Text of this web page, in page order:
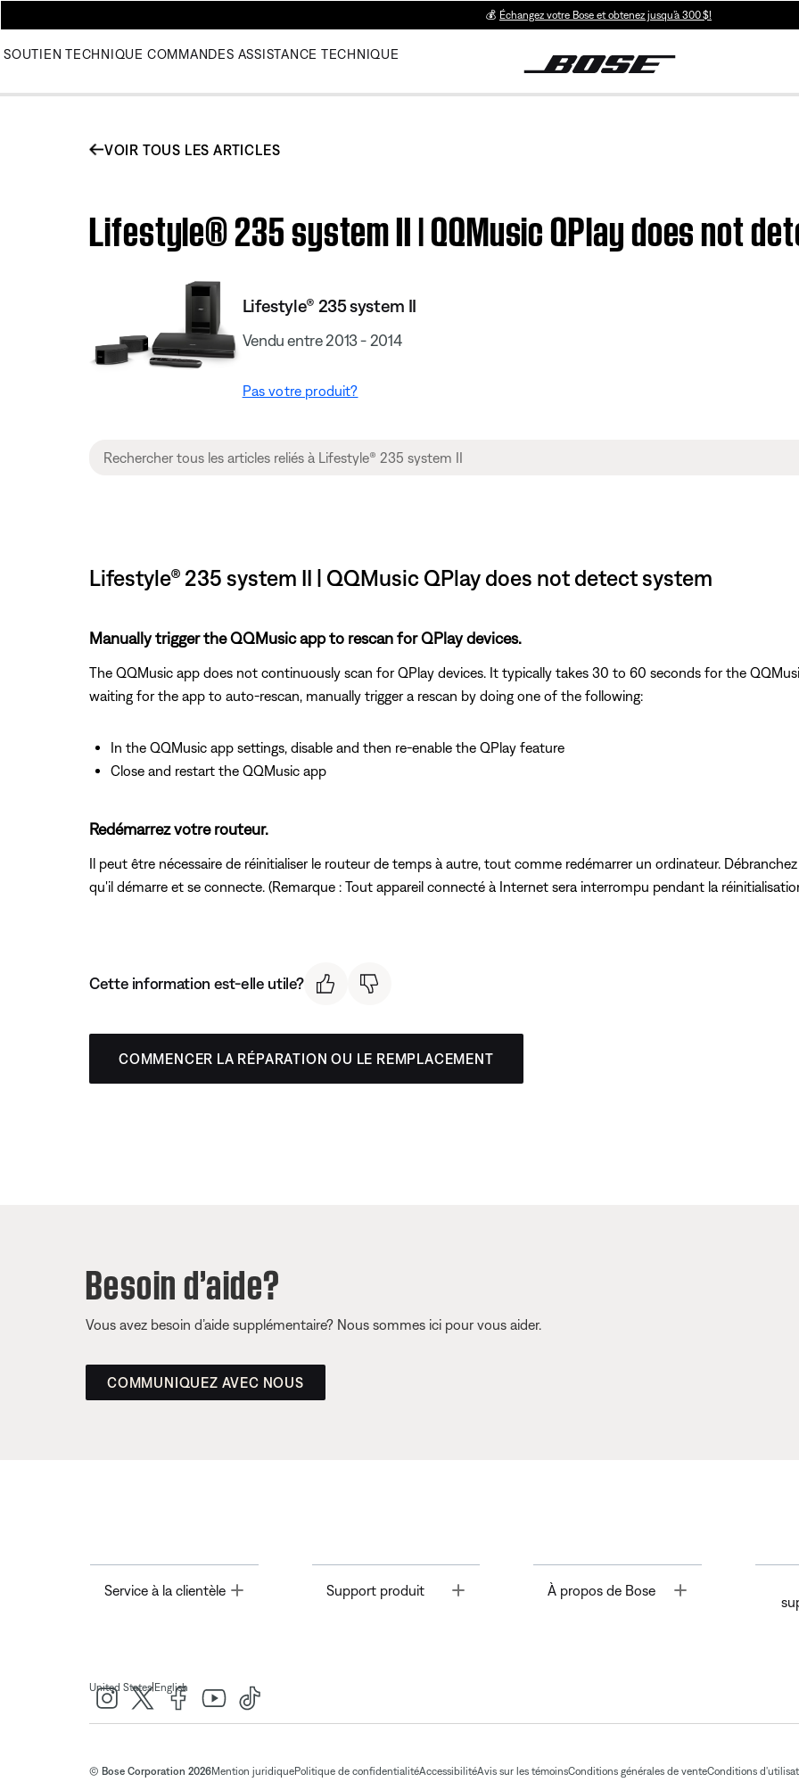
💰 Échangez votre Bose et obtenez jusqu’à 300 $!
SOUTIEN TECHNIQUE COMMANDES ASSISTANCE TECHNIQUE
VOIR TOUS LES ARTICLES
Lifestyle® 235 system II | QQMusic QPlay does not
Lifestyle® 235 system II
Vendu entre 2013 - 2014
Pas votre produit?
Lifestyle® 235 system II | QQMusic QPlay does not detect system
Manually trigger the QQMusic app to rescan for QPlay devices.
The QQMusic app does not continuously scan for QPlay devices. It typically takes 30 to 60 seconds for the
waiting for the app to auto-rescan, manually trigger a rescan by doing one of the following:
In the QQMusic app settings, disable and then re-enable the QPlay feature
Close and restart the QQMusic app
Redémarrez votre routeur.
Il peut être nécessaire de réinitialiser le routeur de temps à autre, tout comme redémarrer un ordinateur.
qu'il démarre et se connecte. (Remarque : Tout appareil connecté à Internet sera interrompu pendant la
Cette information est-elle utile?
COMMENCER LA RÉPARATION OU LE REMPLACEMENT
Besoin d’aide?
Vous avez besoin d’aide supplémentaire? Nous sommes ici pour vous aider.
COMMUNIQUEZ AVEC NOUS
Service à la clientèle Toggle Support produit À propos de Bose Toggle
United States| English
© Bose Corporation 2026Mention juridiquePolitique de confidentialitéAccessibilitéAvis sur les témoinsConditions générales de venteConditions